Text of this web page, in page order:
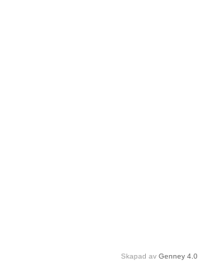
Skapad av Genney 4.0